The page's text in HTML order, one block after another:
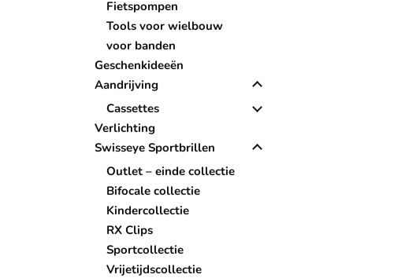
Fietspompen
Tools voor wielbouw
voor banden
Geschenkideeën
Aandrijving
Cassettes
Verlichting
Swisseye Sportbrillen
Outlet – einde collectie
Bifocale collectie
Kindercollectie
RX Clips
Sportcollectie
Vrijetijdscollectie